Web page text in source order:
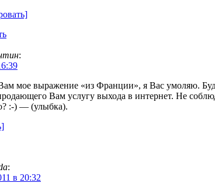
:
мое выражение «из Франции», я Вас умоляю.
Вам услугу выхода в интернет. Не
:-) — (улыбка).
:
в 20:32